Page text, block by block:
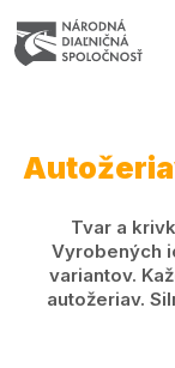
Tvar a
Vyrobených
variantov.
autožeriav.